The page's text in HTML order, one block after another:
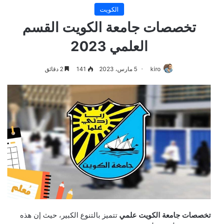
الكويت
تخصصات جامعة الكويت القسم
العلمي 2023
kiro 5 مارس، 2023 141
تخصصات جامعة الكويت علمي تتميز بالتنوع الكبير، حيث إن هذه